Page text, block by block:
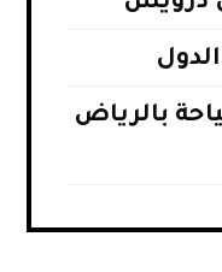
سياحة بالرياض